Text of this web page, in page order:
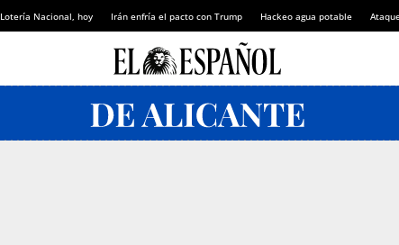
Lotería Nacional, hoy Irán enfría el pacto con Trump Hackeo agua potable